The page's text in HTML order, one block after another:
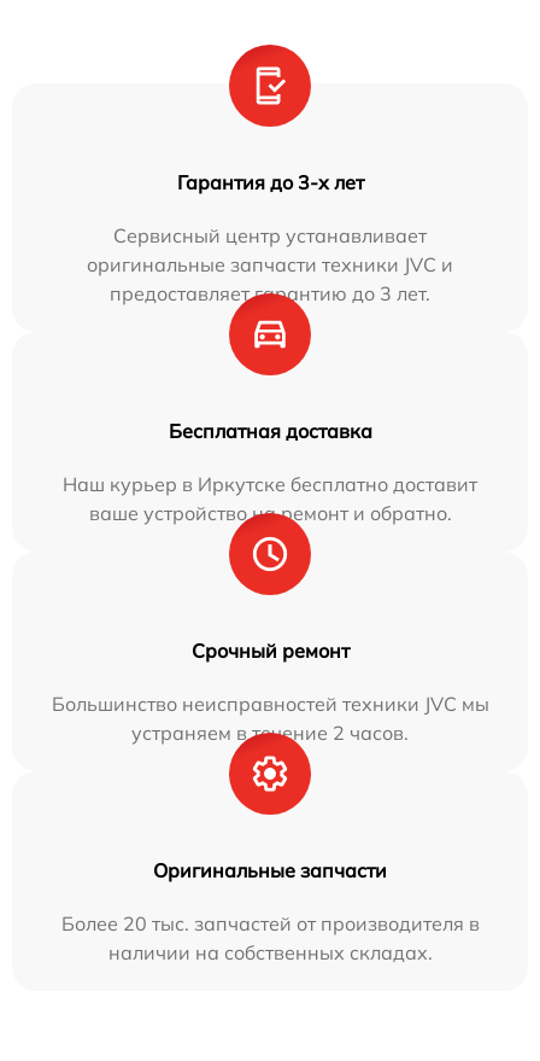
Гарантия до 3-х лет
Сервисный центр устанавливает
оригинальные запчасти техники JVC и
предоставляет гарантию до 3 лет.
Бесплатная доставка
Наш курьер в Иркутске бесплатно доставит
ваше устройство на ремонт и обратно.
Срочный ремонт
Большинство неисправностей техники JVC мы
устраняем в течение 2 часов.
Оригинальные запчасти
Более 20 тыс. запчастей от производителя в
наличии на собственных складах.